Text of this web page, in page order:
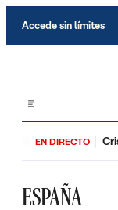
Accede sin límites
EN DIRECTO
ESPAÑA